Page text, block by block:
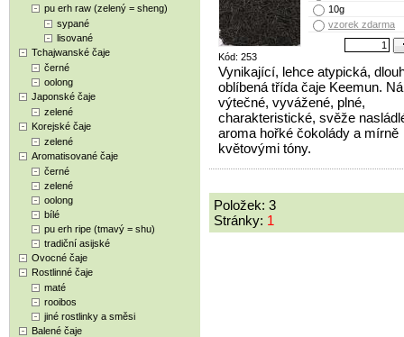
pu erh raw (zelený = sheng)
sypané
lisované
Tchajwanské čaje
černé
oolong
Japonské čaje
zelené
Korejské čaje
zelené
Aromatisované čaje
černé
zelené
oolong
bílé
pu erh ripe (tmavý = shu)
tradiční asijské
Ovocné čaje
Rostlinné čaje
maté
rooibos
jiné rostlinky a směsi
Balené čaje
Kód: 253
10g
vzorek zdarma
Vynikající, lehce atypická,
oblíbená třída čaje Keemun.
výtečné, vyvážené, plné,
charakteristické, svěže
aroma hořké čokolády a mírně
květovými tóny.
Položek: 3
Stránky: 1